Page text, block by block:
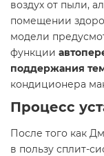
воздух от пыли,
помещении
модели
функции
поддержания
кондиционера
Процесс
После того как
в пользу сплит-